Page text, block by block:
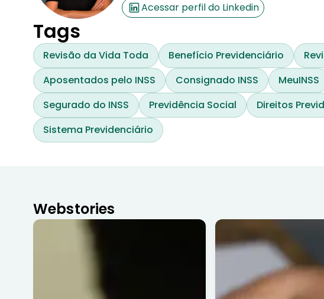
Acessar perfil do Linkedin
Tags
Revisão da Vida Toda Benefício Previdenciário
Aposentados pelo INSS
Consignado INSS MeuINSS
Segurado do INSS
Previdência Social
Direitos
Sistema Previdenciário
Webstories